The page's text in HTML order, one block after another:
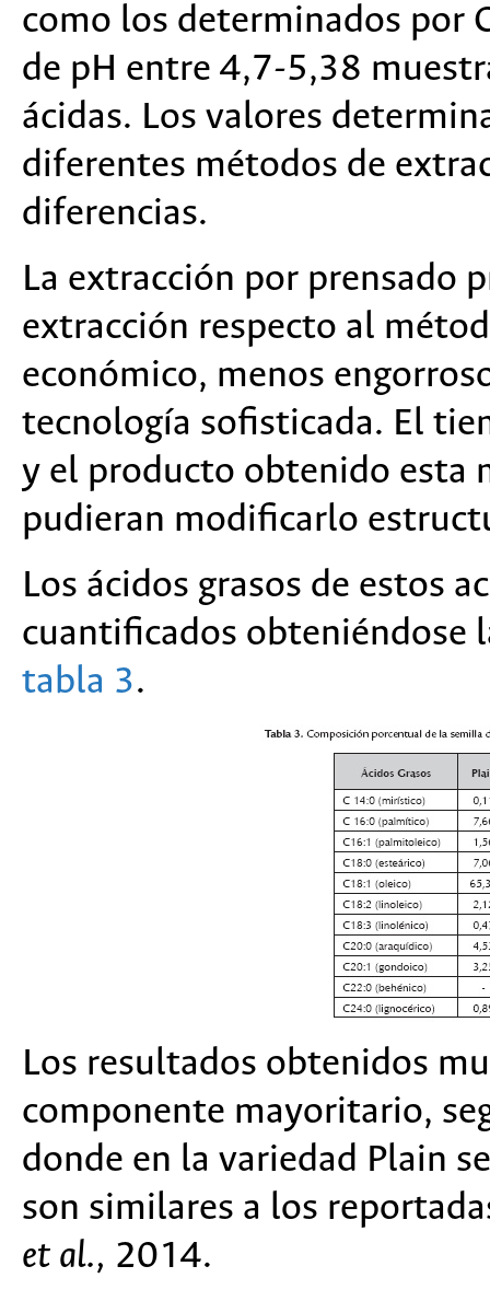
como los determinados por
de pH entre 4,7-5,38
ácidas. Los valores
diferentes métodos de
diferencias.
La extracción por prensado
extracción respecto al
económico, menos
tecnología sofisticada. El
y el producto obtenido esta
pudieran modificarlo
Los ácidos grasos de estos
cuantificados obteniéndose
tabla 3.
Los resultados obtenidos
componente mayoritario,
donde en la variedad Plain
son similares a los
et al., 2014.